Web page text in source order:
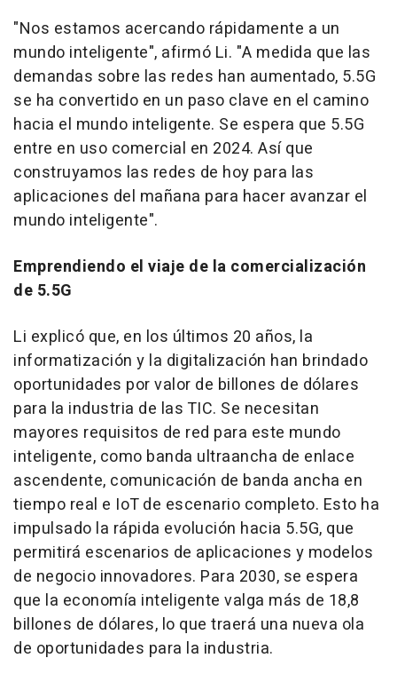
"Nos estamos acercando rápidamente a un
mundo inteligente", afirmó Li. "A medida que las
demandas sobre las redes han aumentado, 5.5G
se ha convertido en un paso clave en el camino
hacia el mundo inteligente. Se espera que 5.5G
entre en uso comercial en 2024. Así que
construyamos las redes de hoy para las
aplicaciones del mañana para hacer avanzar el
mundo inteligente".
Emprendiendo el viaje de la comercialización
de 5.5G
Li explicó que, en los últimos 20 años, la
informatización y la digitalización han brindado
oportunidades por valor de billones de dólares
para la industria de las TIC. Se necesitan
mayores requisitos de red para este mundo
inteligente, como banda ultraancha de enlace
ascendente, comunicación de banda ancha en
tiempo real e IoT de escenario completo. Esto ha
impulsado la rápida evolución hacia 5.5G, que
permitirá escenarios de aplicaciones y modelos
de negocio innovadores. Para 2030, se espera
que la economía inteligente valga más de 18,8
billones de dólares, lo que traerá una nueva ola
de oportunidades para la industria.